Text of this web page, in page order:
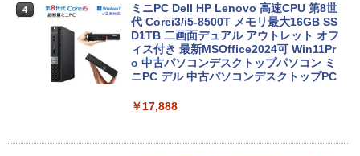
ws11 富士通 LIFEBOOK A5511 第11世
代Celeron 6305U最大メモリ32GB 秒速
起動新品SSD2TB テンキー内蔵 15.6型大
画面 ノートパソコン中古 オフィス付き
Microsoftoffice2024可 送料無料 WIFI
4
ミニPC Dell HP Lenovo 高速CPU 第8世
代 Corei3/i5-8500T メモリ最大16GB SS
D1TB 二画面デュアル アウトレット オフ
ィス付き 最新MSOffice2024可 Win11Pr
o 中古パソコンデスクトップパソコン ミ
ニPC デル 中古パソコンデスクトップPC
￥17,888